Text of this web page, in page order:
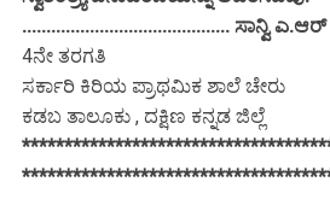
........................................... ಸಾನ್ವಿ ಎ.ಆರ್
4ನೇ ತರಗತಿ
ಸರ್ಕಾರಿ ಕಿರಿಯ ಪ್ರಾಥಮಿಕ ಶಾಲೆ ಚೇರು
ಕಡಬ ತಾಲೂಕು , ದಕ್ಷಿಣ ಕನ್ನಡ ಜಿಲ್ಲೆ